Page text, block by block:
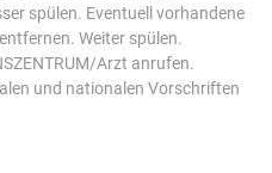
spülen. Eventuell vorhandene
Weiter spülen.
Arzt anrufen.
und nationalen Vorschriften